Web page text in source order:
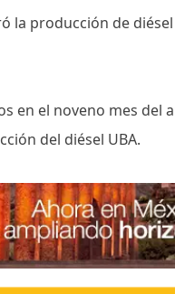
la producción de diésel
en el noveno mes del
del diésel UBA.